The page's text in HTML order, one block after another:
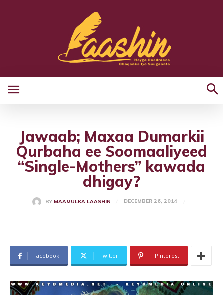
Jawaab; Maxaa Dumarkii
Qurbaha ee Soomaaliyeed
“Single-Mothers” kawada
dhigay?
BY MAAMULKA LAASHIN DECEMBER 26, 2014
Facebook Twitter Pinterest